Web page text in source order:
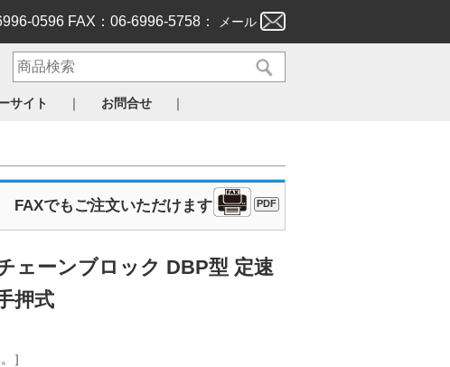
0596 FAX：06-6996-5758： メール
サイト ｜ お問合せ ｜
FAXでもご注文いただけます PDF
ェーンブロック DBP型 定速
押式
］